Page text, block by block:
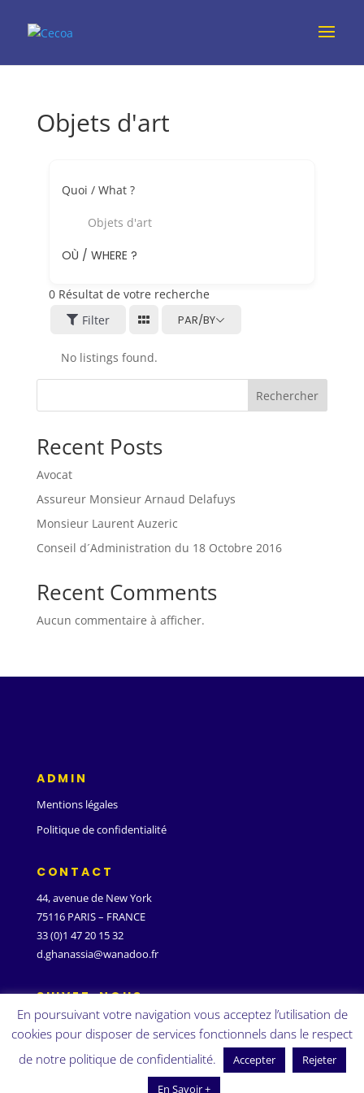
Objets d'art
Quoi / What ?
Objets d'art
OÙ / WHERE ?
0Résultat de votre recherche
Filter
PAR/BY
No listings found.
Rechercher
Recent Posts
Avocat
Assureur Monsieur Arnaud Delafuys
Monsieur Laurent Auzeric
Conseil d´Administration du 18 Octobre 2016
Recent Comments
Aucun commentaire à afficher.
ADMIN
Mentions légales
Politique de confidentialité
CONTACT
44, avenue de New York
75116 PARIS – FRANCE
33 (0)1 47 20 15 32
d.ghanassia@wanadoo.fr
SUIVEZ-NOUS
En poursuivant votre navigation vous acceptez l’utilisation de
cookies pour disposer de services fonctionnels dans le respect
de notre politique de confidentialité.
Accepter
Rejeter
En Savoir +